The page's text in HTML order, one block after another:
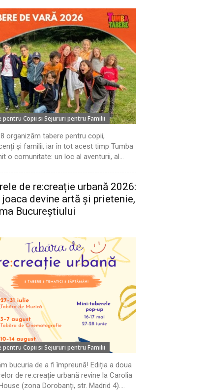
pentru Copii si Sejururi pentru Familii
organizăm tabere pentru copii,
și familii, iar în tot acest timp Tumba
o comunitate: un loc al aventurii, al...
de re:creație urbană 2026:
joaca devine artă și prietenie,
Bucureștiului
pentru Copii si Sejururi pentru Familii
bucuria de a fi împreună! Ediția a doua
de re:creație urbană revine la Carolia
(zona Dorobanți, str. Madrid 4)....